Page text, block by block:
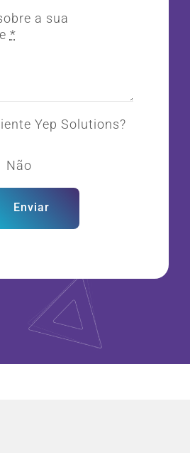
a sua
*
Yep Solutions?
Não
Enviar